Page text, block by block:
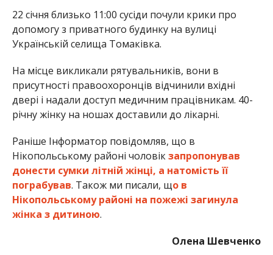
22 січня близько 11:00 сусіди почули крики про
допомогу з приватного будинку на вулиці
Українській селища Томаківка.
На місце викликали рятувальників, вони в
присутності правоохоронців відчинили вхідні
двері і надали доступ медичним працівникам. 40-
річну жінку на ношах доставили до лікарні.
Раніше Інформатор повідомляв, що в
Нікопольському районі чоловікзапропонував
донести сумки літній жінці, а натомість її
пограбував. Також ми писали, що в
Нікопольському районі на пожежі загинула
жінка з дитиною.
Олена Шевченко